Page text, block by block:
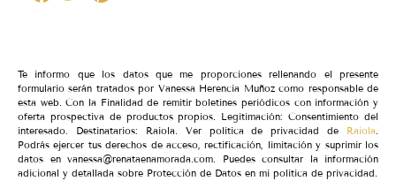
Te informo que los datos que me proporciones rellenando el presente
formulario serán tratados por Vanessa Herencia Muñoz como responsable de
esta web. Con la Finalidad de remitir boletines periódicos con información y
oferta prospectiva de productos propios. Legitimación: Consentimiento del
interesado. Destinatarios: Raiola. Ver política de privacidad de Raiola.
Podrás ejercer tus derechos de acceso, rectificación, limitación y suprimir los
datos en vanessa@renataenamorada.com. Puedes consultar la información
adicional y detallada sobre Protección de Datos en mi política de privacidad.